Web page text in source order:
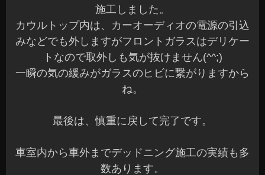
施工しました。
カウルトップ内は、カーオーディオの電源の引込
みなどでも外しますがフロントガラスはデリケー
トなので取外しも気が抜けません(^^;)
一瞬の気の緩みがガラスのヒビに繋がりますから
ね。
最後は、慎重に戻して完了です。
車室内から車外までデッドニング施工の実績も多
数あります。